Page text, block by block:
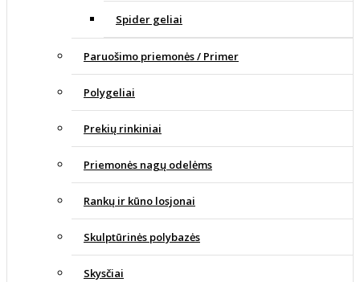
Spider geliai
Paruošimo priemonės / Primer
Polygeliai
Prekių rinkiniai
Priemonės nagų odelėms
Rankų ir kūno losjonai
Skulptūrinės polybazės
Skysčiai